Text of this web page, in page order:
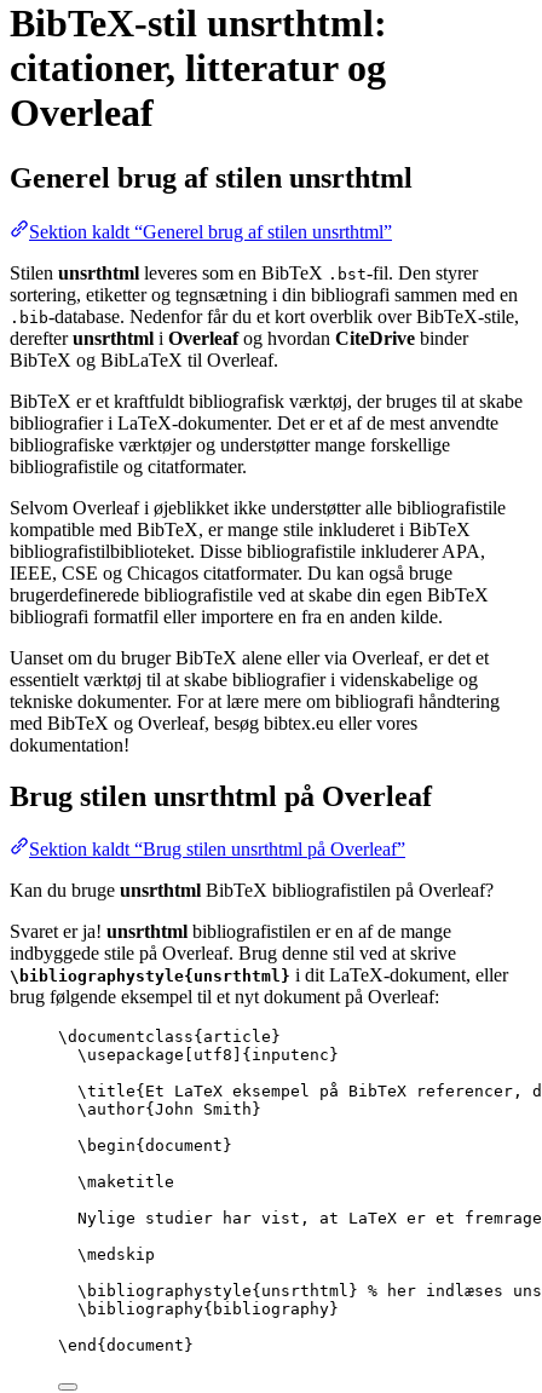
BibTeX-stil unsrthtml:
citationer, litteratur og
Overleaf
Generel brug af stilen unsrthtml
Sektion kaldt “Generel brug af stilen unsrthtml”
Stilen unsrthtml leveres som en BibTeX .bst-fil. Den styrer
sortering, etiketter og tegnsætning i din bibliografi sammen med en
.bib-database. Nedenfor får du et kort overblik over BibTeX-stile,
derefterunsrthtml i Overleafog hvordan CiteDrive binder
BibTeX og BibLaTeX til Overleaf.
BibTeX er et kraftfuldt bibliografisk værktøj, der bruges til at skabe
bibliografier i LaTeX-dokumenter. Det er et af de mest anvendte
bibliografiske værktøjer og understøtter mange forskellige
bibliografistile og citatformater.
Selvom Overleaf i øjeblikket ikke understøtter alle bibliografistile
kompatible med BibTeX, er mange stile inkluderet i BibTeX
bibliografistilbiblioteket. Disse bibliografistile inkluderer APA,
IEEE, CSE og Chicagos citatformater. Du kan også bruge
brugerdefinerede bibliografistile ved at skabe din egen BibTeX
bibliografi formatfil eller importere en fra en anden kilde.
Uanset om du bruger BibTeX alene eller via Overleaf, er det et
essentielt værktøj til at skabe bibliografier i videnskabelige og
tekniske dokumenter. For at lære mere om bibliografi håndtering
med BibTeX og Overleaf, besøg bibtex.eu eller vores
dokumentation!
Brug stilen unsrthtml på Overleaf
Sektion kaldt “Brug stilen unsrthtml på Overleaf”
Kan du bruge unsrthtml BibTeX bibliografistilen på Overleaf?
Svaret er ja! unsrthtml bibliografistilen er en af de mange
indbyggede stile på Overleaf. Brug denne stil ved at skrive
\bibliographystyle{unsrthtml} i dit LaTeX-dokument, eller
brug følgende eksempel til et nyt dokument på Overleaf:
\documentclass{ article }
\usepackage
utf8 ]{ inputenc }
\title{Et LaTeX eksempel på BibTeX
\author{John Smith}
\begin{ document }
\maketitle
Nylige studier har vist, at LaTeX er et
\medskip
\bibliographystyle{unsrthtml} % her indlæses
\bibliography{bibliography}
\end { document }